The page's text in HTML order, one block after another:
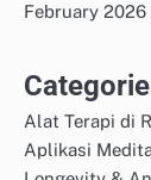
February 2026
Alat Terapi di
Aplikasi